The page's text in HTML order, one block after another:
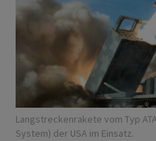
Langstreckenrakete vom Typ
System) der USA im Einsatz.